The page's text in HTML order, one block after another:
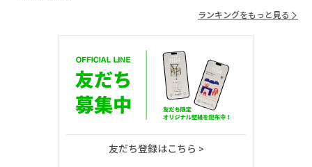
ランキングをもっと見る
友だち登録はこちら >